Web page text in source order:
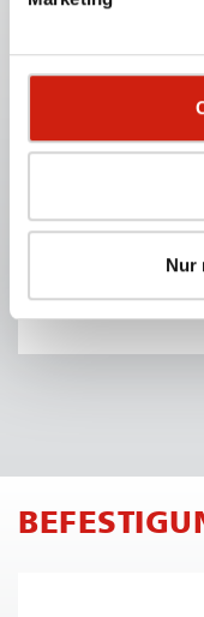
Nur
SAUG-
Der hochflexible
Gebläseschlauch
ab­sau­gung sowie